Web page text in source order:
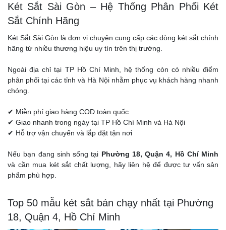
Két Sắt Sài Gòn – Hệ Thống Phân Phối Két
Sắt Chính Hãng
Két Sắt Sài Gòn là đơn vị chuyên cung cấp các dòng két sắt chính
hãng từ nhiều thương hiệu uy tín trên thị trường.
Ngoài địa chỉ tại TP Hồ Chí Minh, hệ thống còn có nhiều điểm
phân phối tại các tỉnh và Hà Nội nhằm phục vụ khách hàng nhanh
chóng.
✔ Miễn phí giao hàng COD toàn quốc
✔ Giao nhanh trong ngày tại TP Hồ Chí Minh và Hà Nội
✔ Hỗ trợ vận chuyển và lắp đặt tận nơi
Nếu bạn đang sinh sống tại Phường 18, Quận 4, Hồ Chí Minh
và cần mua két sắt chất lượng, hãy liên hệ để được tư vấn sản
phẩm phù hợp.
Top 50 mẫu két sắt bán chạy nhất tại Phường
18, Quận 4, Hồ Chí Minh